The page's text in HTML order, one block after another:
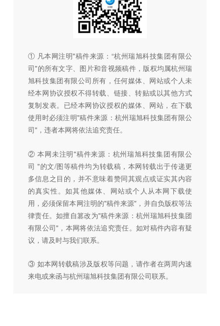
① 凡本网注明"稿件来源：“杭州瑞旭科技集团有限公
司"的所有文字、图片和音视频稿件，版权均属杭州瑞
旭科技集团有限公司所有，任何媒体、网站或个人未
经本网协议授权不得转载、链接、转贴或以其他方式
复制发表。已经本网协议授权的媒体、网站，在下载
使用时必须注明"稿件来源：杭州瑞旭科技集团有限公
司"，违者本网将依法追究责任。
② 本网未注明"稿件来源：杭州瑞旭科技集团有限公
司 "的文/图等稿件均为转载稿，本网转载出于传递更
多信息之目的，并不意味着赞同其观点或证实其内容
的真实性。如其他媒体、网站或个人从本网下载使
用，必须保留本网注明的"稿件来源"，并自负版权等法
律责任。如擅自篡改为"稿件来源：杭州瑞旭科技集团
有限公司"，本网将依法追究责任。如对稿件内容有疑
议，请及时与我们联系。
③ 如本网转载稿涉及版权等问题，请作者在两周内速
来电或来函与杭州瑞旭科技集团有限公司联系。